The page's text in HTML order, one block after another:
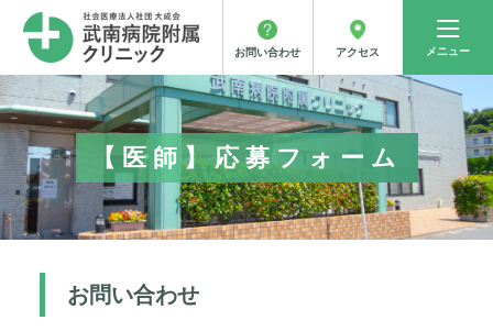
お問い合わせ アクセス メニュー
【医師】応募フォーム
お問い合わせ